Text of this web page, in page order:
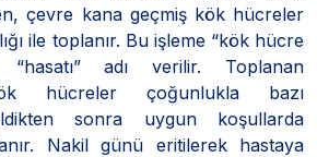
çevre kana geçmiş kök hücreler
ile toplanır. Bu işleme “kök hücre
adı verilir. Toplanan
hücreler çoğunlukla bazı
sonra uygun koşullarda
Nakil günü eritilerek hastaya